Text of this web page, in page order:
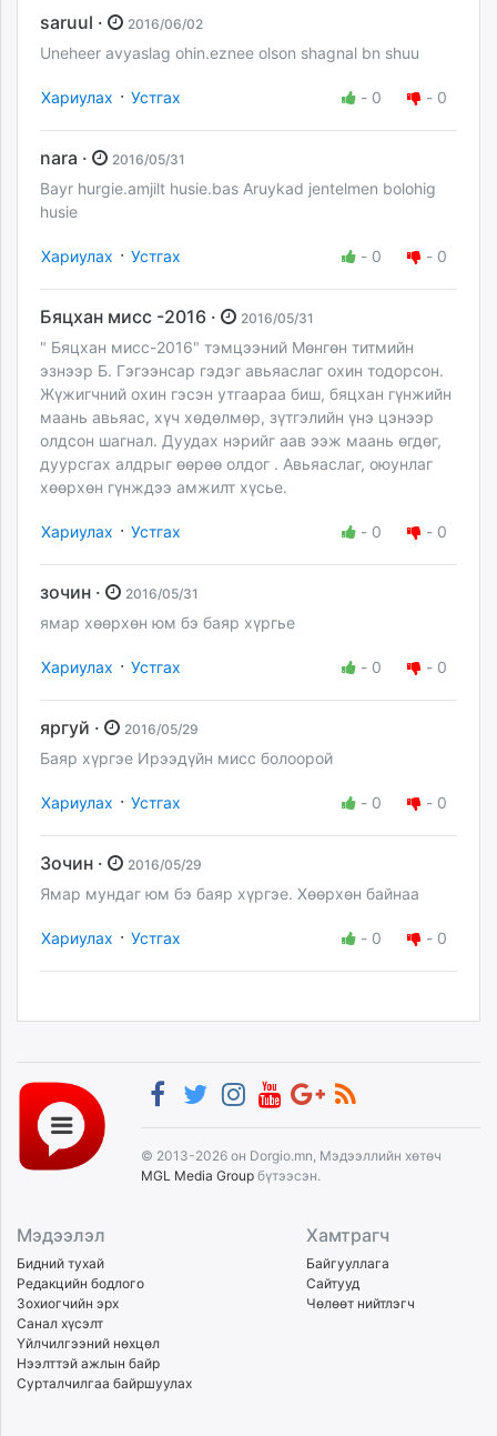
saruul · 2016/06/02
Uneheer avyaslag ohin.eznee olson shagnal bn shuu
Хариулах · Устгах - 0 - 0
nara · 2016/05/31
Bayr hurgie.amjilt husie.bas Aruykad jentelmen bolohig
husie
Хариулах · Устгах - 0 - 0
Бяцхан мисс -2016 · 2016/05/31
" Бяцхан мисс-2016" тэмцээний Мөнгөн титмийн
эзнээр Б. Гэгээнсар гэдэг авьяаслаг охин тодорсон.
Жүжигчний охин гэсэн утгаараа биш, бяцхан гүнжийн
маань авьяас, хүч хөдөлмөр, зүтгэлийн үнэ цэнээр
олдсон шагнал. Дуудах нэрийг аав ээж маань өгдөг,
дуурсгах алдрыг өөрөө олдог . Авьяаслаг, оюунлаг
хөөрхөн гүнждээ амжилт хүсье.
Хариулах · Устгах - 0 - 0
зочин · 2016/05/31
ямар хөөрхөн юм бэ баяр хүргье
Хариулах · Устгах - 0 - 0
яргуй · 2016/05/29
Баяр хүргэе Ирээдүйн мисс болоорой
Хариулах · Устгах - 0 - 0
Зочин · 2016/05/29
Ямар мундаг юм бэ баяр хүргэе. Хөөрхөн байнаа
Хариулах · Устгах - 0 - 0
© 2013-2026 он Dorgio.mn, Мэдээллийн хөтөч
MGL Media Group бүтээсэн.
Мэдээлэл
Бидний тухай
Редакцийн бодлого
Зохиогчийн эрх
Санал хүсэлт
Үйлчилгээний нөхцөл
Нээлттэй ажлын байр
Сурталчилгаа байршуулах
Хамтрагч
Байгууллага
Сайтууд
Чөлөөт нийтлэгч